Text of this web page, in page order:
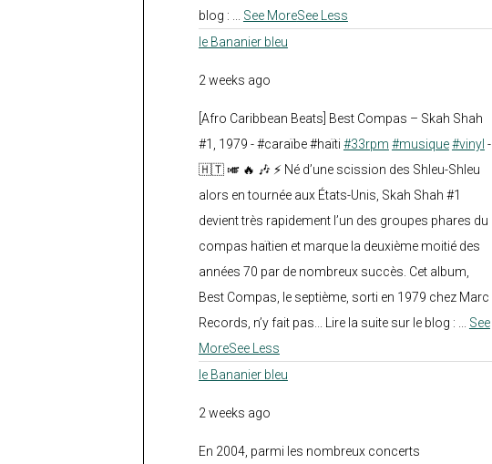
blog :
See MoreSee Less
le Bananier bleu
2 weeks ago
[Afro Caribbean Beats] Best Compas – Skah Shah
#1, 1979 - #caraïbe #haïti #33rpm #musique#vinyl -
🇭🇹 🎺 🔥 🎶 ⚡ Né d’une scission des Shleu-Shleu
alors en tournée aux États-Unis, Skah Shah #1
devient très rapidement l’un des groupes phares du
compas haïtien et marque la deuxième moitié des
années 70 par de nombreux succès. Cet album,
Best Compas, le septième, sorti en 1979 chez Marc
Records, n’y fait pas... Lire la suite sur le blog :
See
MoreSee Less
le Bananier bleu
2 weeks ago
En 2004, parmi les nombreux concerts